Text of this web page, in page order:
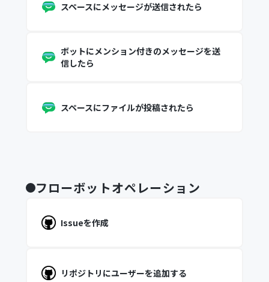
スペースにメッセージが送信されたら
ボットにメンション付きのメッセージを送
信したら
スペースにファイルが投稿されたら
フローボットオペレーション
Issueを作成
リポジトリにユーザーを追加する